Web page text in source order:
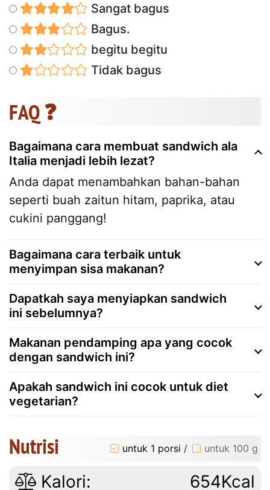
Sangat bagus
Bagus.
begitu begitu
Tidak bagus
FAQ ❓
Bagaimana cara membuat sandwich ala
Italia menjadi lebih lezat?
Anda dapat menambahkan bahan-bahan
seperti buah zaitun hitam, paprika, atau
cukini panggang!
Bagaimana cara terbaik untuk
menyimpan sisa makanan?
Dapatkah saya menyiapkan sandwich
ini sebelumnya?
Makanan pendamping apa yang cocok
dengan sandwich ini?
Apakah sandwich ini cocok untuk diet
vegetarian?
Nutrisi untuk 1 porsi / untuk 100 g
Kalori: 654Kcal